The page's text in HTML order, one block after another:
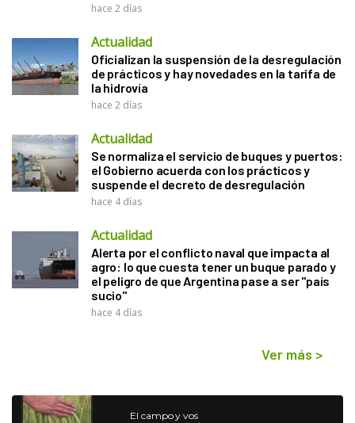
hace 2 días
Actualidad
Oficializan la suspensión de la desregulación
de prácticos y hay novedades en la tarifa de
la hidrovía
hace 2 días
Actualidad
Se normaliza el servicio de buques y puertos:
el Gobierno acuerda con los prácticos y
suspende el decreto de desregulación
hace 4 días
Actualidad
Alerta por el conflicto naval que impacta al
agro: lo que cuesta tener un buque parado y
el peligro de que Argentina pase a ser "país
sucio"
hace 4 días
Ver más >
El campo y vos